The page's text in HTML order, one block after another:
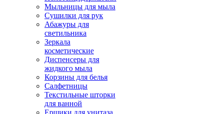
Мыльницы для мыла
Сушилки для рук
Абажуры для
светильника
Зеркала
косметические
Диспенсеры для
жидкого мыла
Корзины для белья
Салфетницы
Текстильные шторки
для ванной
Ершики для унитаза